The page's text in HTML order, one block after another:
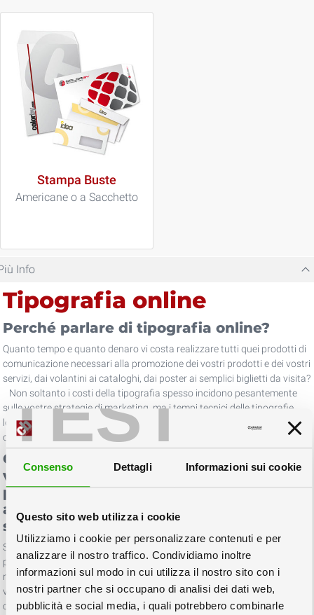
TEST
Consenso Dettagli Informazioni sui cookie
Questo sito web utilizza i cookie
Utilizziamo i cookie per personalizzare contenuti e per
analizzare il nostro traffico. Condividiamo inoltre
informazioni sul modo in cui utilizza il nostro sito con i
nostri partner che si occupano di analisi dei dati web,
pubblicità e social media, i quali potrebbero combinarle
Stampa Buste
Americane o a Sacchetto
Info
Tipografia online
Perché parlare di tipografia online?
Quanto tempo e quanto denaro vi costa realizzare tutti quei prodotti di
comunicazione necessari alla promozione dei vostri prodotti e dei vostri
servizi, dai volantini ai cataloghi, dai poster ai semplici biglietti da visita?
Non soltanto i costi della tipografia spesso incidono pesantemente
sulle vostre strategie di marketing, ma i tempi tecnici delle tipografie
locali e tradizionali sovente dilatano in maniera eccessiva l'attesa per
ottenere i propri prodotti stampati.
Come è possibile per un'azienda, oggi,
vedere realizzati tempestivamente i
prodotti di marketing che le occorrono,
anche in tirature limitate, e senza
sostenere costi eccessivi?
Scegliere una tipografia online vi consente di realizzare rapidamente i
preventivi per le vostre esigenze tipografiche, consentendovi un
notevole risparmio rispetto a soluzioni più classiche. Un altro
vantaggio tipico delle tipografie online è quello di avere tempi rapidi e
certi per l’esecuzione dei vostri stampati.